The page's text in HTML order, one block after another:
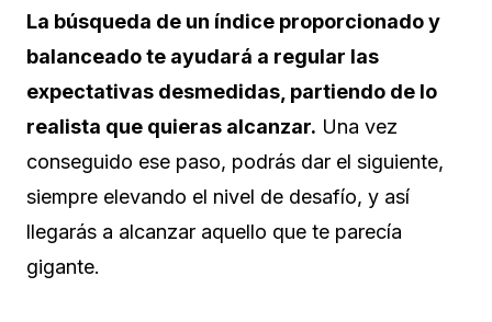
La búsqueda de un índice proporcionado y
balanceado te ayudará a regular las
expectativas desmedidas, partiendo de lo
realista que quieras alcanzar. Una vez
conseguido ese paso, podrás dar el siguiente,
siempre elevando el nivel de desafío, y así
llegarás a alcanzar aquello que te parecía
gigante.